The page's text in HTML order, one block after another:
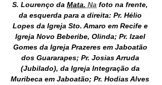
S. Lourenço da Mata. Na foto na frente,
da esquerda para a direita: Pr. Hélio
Lopes da Igreja Sto. Amaro em Recife e
Igreja Novo Beberibe, Olinda; Pr. Izael
Gomes da Igreja Prazeres em Jaboatão
dos Guararapes; Pr. Josias Arruda
(Jubilado), da Igreja Integração da
Muribeca em Jaboatão; Pr. Hodias Alves